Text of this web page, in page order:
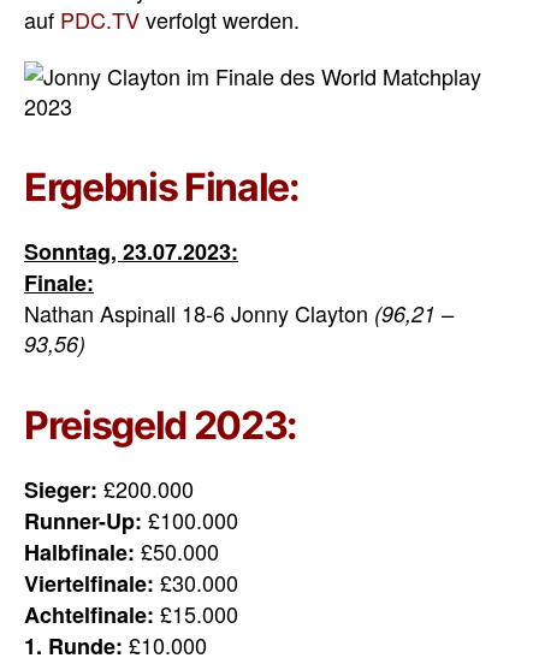
auf PDC.TVverfolgt werden.
Ergebnis Finale:
Sonntag, 23.07.2023:
Finale:
Nathan Aspinall 18-6 Jonny Clayton (96,21 –
93,56)
Preisgeld 2023:
Sieger: £200.000
Runner-Up: £100.000
Halbfinale: £50.000
Viertelfinale: £30.000
Achtelfinale: £15.000
1. Runde: £10.000